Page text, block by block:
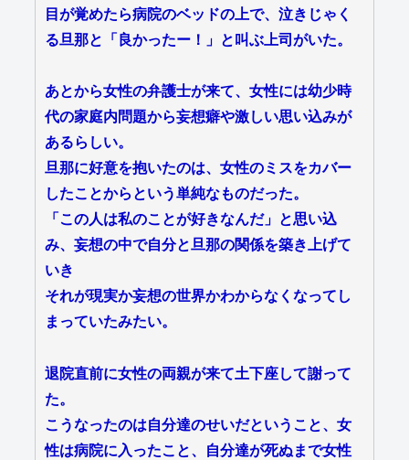
目が覚めたら病院のベッドの上で、泣きじゃく
る旦那と「良かったー！」と叫ぶ上司がいた。
あとから女性の弁護士が来て、女性には幼少時
代の家庭内問題から妄想癖や激しい思い込みが
あるらしい。
旦那に好意を抱いたのは、女性のミスをカバー
したことからという単純なものだった。
「この人は私のことが好きなんだ」と思い込
み、妄想の中で自分と旦那の関係を築き上げて
いき
それが現実か妄想の世界かわからなくなってし
まっていたみたい。
退院直前に女性の両親が来て土下座して謝って
た。
こうなったのは自分達のせいだということ、女
性は病院に入ったこと、自分達が死ぬまで女性